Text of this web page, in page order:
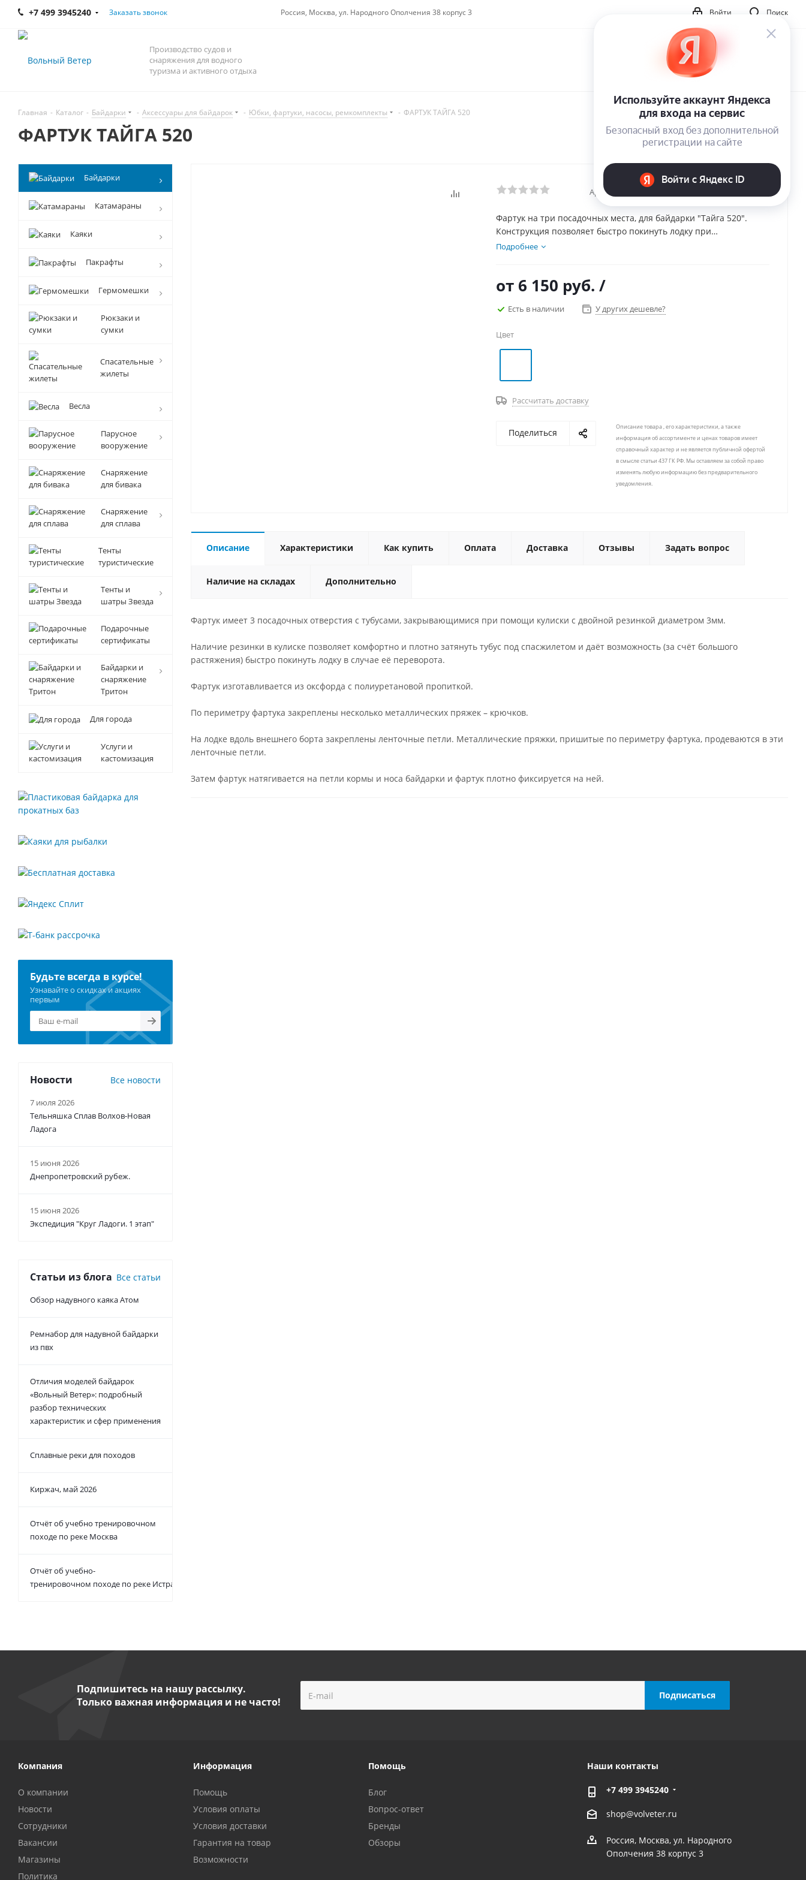
+7 499 3945240 Заказать звонок Россия, Москва, ул. Народного Ополчения 38 корпус 3 Поиск
Войти
Производство судов и
снаряжения для водного
туризма и активного отдыха
Главная - Каталог - Байдарки - Аксессуары для байдарок - Юбки, фартуки, насосы, ремкомплекты - ФАРТУК ТАЙГА 520
ФАРТУК ТАЙГА 520
Артикул:
Фартук на три посадочных места, для байдарки "Тайга 520".
Конструкция позволяет быстро покинуть лодку при
необходимости (например, при оверкиле).
Подробнее
от 6 150 руб. /
Есть в наличии У других дешевле?
Цвет
Рассчитать доставку
Поделиться
Описание товара , его характеристики, а также
информация об ассортименте и ценах товаров имеет
справочный характер и не является публичной офертой
в смысле статьи 437 ГК РФ. Мы оставляем за собой право
изменять любую информацию без предварительного
уведомления.
Описание Характеристики Как купить Оплата Доставка Отзывы Задать вопрос
Наличие на складах Дополнительно
Фартук имеет 3 посадочных отверстия с тубусами, закрывающимися при помощи кулиски с двойной резинкой диаметром 3мм.
Наличие резинки в кулиске позволяет комфортно и плотно затянуть тубус под спасжилетом и даёт возможность (за счёт большого
растяжения) быстро покинуть лодку в случае её переворота.
Фартук изготавливается из оксфорда с полиуретановой пропиткой.
По периметру фартука закреплены несколько металлических пряжек – крючков.
На лодке вдоль внешнего борта закреплены ленточные петли. Металлические пряжки, пришитые по периметру фартука, продеваются в эти
ленточные петли.
Затем фартук натягивается на петли кормы и носа байдарки и фартук плотно фиксируется на ней.
Байдарки
Катамараны
Каяки
Пакрафты
Гермомешки
Рюкзаки и
сумки
Спасательные
жилеты
Весла
Парусное
вооружение
Снаряжение
для бивака
Снаряжение
для сплава
Тенты
туристические
Тенты и
шатры Звезда
Подарочные
сертификаты
Байдарки и
снаряжение
Тритон
Для города
Услуги и
кастомизация
Будьте всегда в курсе!
Узнавайте о скидках и акциях
первым
Новости Все новости
7 июля 2026
Тельняшка Сплав Волхов-Новая
Ладога
15 июня 2026
Днепропетровский рубеж.
15 июня 2026
Экспедиция "Круг Ладоги. 1 этап"
Статьи из блога Все статьи
Обзор надувного каяка Атом
Ремнабор для надувной байдарки
из пвх
Отличия моделей байдарок
«Вольный Ветер»: подробный
разбор технических
характеристик и сфер применения
Сплавные реки для походов
Киржач, май 2026
Отчёт об учебно тренировочном
походе по реке Москва
Отчёт об учебно-
тренировочном походе по реке Истра
Подпишитесь на нашу рассылку.
Только важная информация и не часто!
Компания
О компании
Новости
Сотрудники
Вакансии
Магазины
Политика
Информация
Помощь
Условия оплаты
Условия доставки
Гарантия на товар
Возможности
Помощь
Блог
Вопрос-ответ
Бренды
Обзоры
Наши контакты
+7 499 3945240
shop@volveter.ru
Россия, Москва, ул. Народного
Ополчения 38 корпус 3